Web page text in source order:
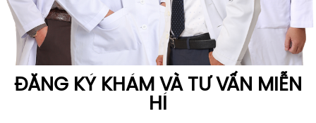
ĐĂNG KÝ KHÁM VÀ TƯ VẤN MIỄN
HÍ